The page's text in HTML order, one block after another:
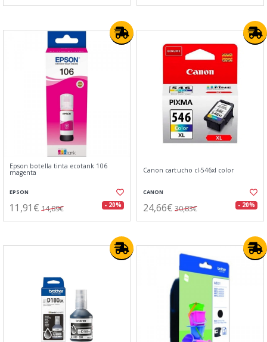
Epson botella tinta ecotank 106
magenta
EPSON
11,91€ 14,89€ - 20%
Canon cartucho cl-546xl color
CANON
24,66€ 30,83€ - 20%